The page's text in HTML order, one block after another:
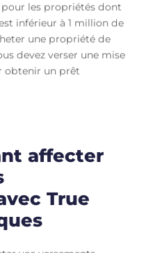
pour les propriétés dont
inférieur à 1 million de
une propriété de
devez verser une mise
obtenir un prêt
affecter
True